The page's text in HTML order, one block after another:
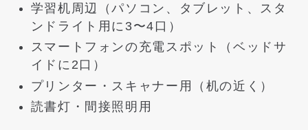
学習机周辺（パソコン、タブレット、スタ
ンドライト用に3〜4口）
スマートフォンの充電スポット（ベッドサ
イドに2口）
プリンター・スキャナー用（机の近く）
読書灯・間接照明用